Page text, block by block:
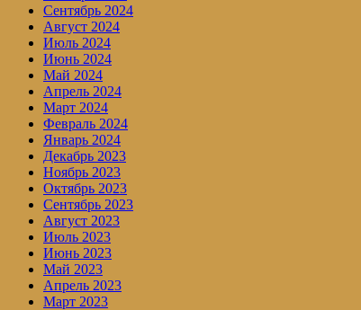
Сентябрь 2024
Август 2024
Июль 2024
Июнь 2024
Май 2024
Апрель 2024
Март 2024
Февраль 2024
Январь 2024
Декабрь 2023
Ноябрь 2023
Октябрь 2023
Сентябрь 2023
Август 2023
Июль 2023
Июнь 2023
Май 2023
Апрель 2023
Март 2023